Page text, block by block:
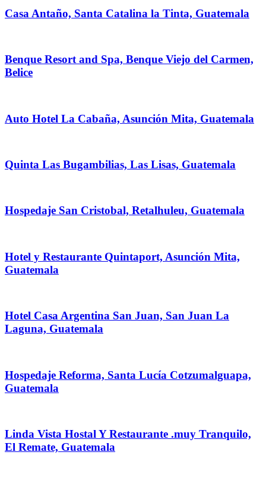
Casa Antaño, Santa Catalina la Tinta, Guatemala
Benque Resort and Spa, Benque Viejo del Carmen,
Belice
Auto Hotel La Cabaña, Asunción Mita, Guatemala
Quinta Las Bugambilias, Las Lisas, Guatemala
Hospedaje San Cristobal, Retalhuleu, Guatemala
Hotel y Restaurante Quintaport, Asunción Mita,
Guatemala
Hotel Casa Argentina San Juan, San Juan La
Laguna, Guatemala
Hospedaje Reforma, Santa Lucía Cotzumalguapa,
Guatemala
Linda Vista Hostal Y Restaurante .muy Tranquilo,
El Remate, Guatemala